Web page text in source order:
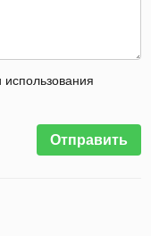
Отправить